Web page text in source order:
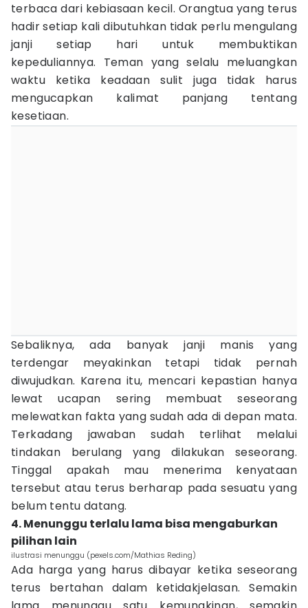
terbaca dari kebiasaan kecil. Orangtua yang terus
hadir setiap kali dibutuhkan tidak perlu mengulang
janji setiap hari untuk membuktikan
kepeduliannya. Teman yang selalu meluangkan
waktu ketika keadaan sulit juga tidak harus
mengucapkan kalimat panjang tentang
kesetiaan.
Sebaliknya, ada banyak janji manis yang
terdengar meyakinkan tetapi tidak pernah
diwujudkan. Karena itu, mencari kepastian hanya
lewat ucapan sering membuat seseorang
melewatkan fakta yang sudah ada di depan mata.
Terkadang jawaban sudah terlihat melalui
tindakan berulang yang dilakukan seseorang.
Tinggal apakah mau menerima kenyataan
tersebut atau terus berharap pada sesuatu yang
belum tentu datang.
4. Menunggu terlalu lama bisa mengaburkan
pilihan lain
ilustrasi menunggu (pexels.com/Mathias Reding)
Ada harga yang harus dibayar ketika seseorang
terus bertahan dalam ketidakjelasan. Semakin